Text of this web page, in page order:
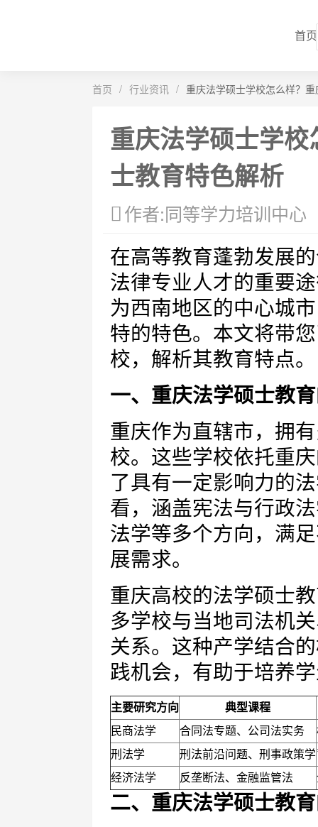
首页
首页 / 行业资讯 / 重庆法学硕士学校怎么样？
重庆法学硕士学
士教育特色解析
作者:同等学力培训中心
在高等教育蓬勃发展
法律专业人才的重要
为西南地区的中心城
特的特色。本文将带
校，解析其教育特点。
一、重庆法学硕士教
重庆作为直辖市，拥
校。这些学校依托重
了具有一定影响力的
看，涵盖宪法与行政
法学等多个方向，满
展需求。
重庆高校的法学硕士
多学校与当地司法机
关系。这种产学结合
践机会，有助于培养
主要研究方向
典型课程
民商法学
合同法专题、公司法实务
刑法学
刑法前沿问题、刑事政策学
经济法学
反垄断法、金融监管法
二、重庆法学硕士教